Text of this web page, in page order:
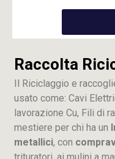
Raccolta
Il Riciclaggio e
usato come: Cavi
lavorazione Cu, Fili di
mestiere per chi ha un
metallici, con